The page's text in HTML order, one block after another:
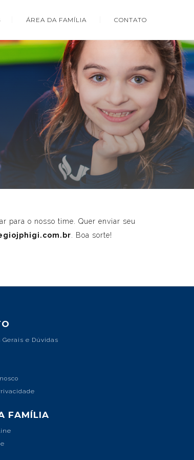
ÁREA DA FAMÍLIA CONTATO
para o nosso time. Quer enviar seu
. Boa sorte!
Gerais e Dúvidas
FAMÍLIA